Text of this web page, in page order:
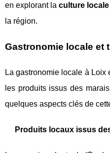
en explorant laculture locale
la région.
Gastronomie locale et
La gastronomie locale à Loix
les produits issus des
quelques aspects clés de
Produits locaux issus